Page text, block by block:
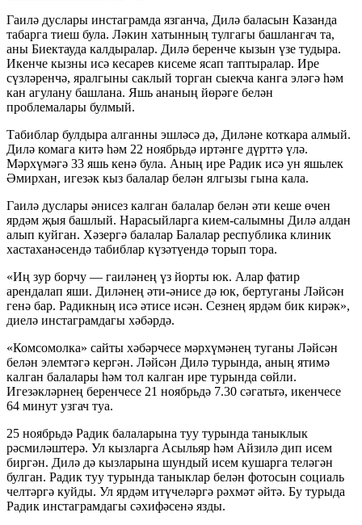
Гаилә дуслары инстаграмда язганча, Дилә баласын Казанда
табарга тиеш була. Ләкин хатынның тулгагы башлангач та,
аны Биектауда калдыралар. Дилә беренче кызын үзе тудыра.
Икенче кызны исә кесарев кисеме ясап таптыралар. Ире
сүзләренчә, яралгыны саклый торган сыекча канга эләгә һәм
кан агулану башлана. Яшь ананың йөрәге белән
проблемалары булмый.
Табиблар булдыра алганны эшләсә дә, Диләне коткара алмый.
Дилә комага китә һәм 22 ноябрьдә иртәнге дүрттә үлә.
Мәрхүмәгә 33 яшь кенә була. Аның ире Радик исә ун яшьлек
Әмирхан, игезәк кыз балалар белән ялгызы гына кала.
Гаилә дуслары әнисез калган балалар белән әти кеше өчен
ярдәм җыя башлый. Нарасыйларга кием-салымны Дилә алдан
алып куйган. Хәзергә балалар Балалар республика клиник
хастаханәсендә табиблар күзәтүендә торып тора.
«Иң зур борчу — гаиләнең үз йорты юк. Алар фатир
арендалап яши. Диләнең әти-әнисе дә юк, бертуганы Ләйсән
генә бар. Радикның исә әтисе исән. Сезнең ярдәм бик кирәк»,
диелә инстаграмдагы хәбәрдә.
«Комсомолка» сайты хәбәрчесе мәрхүмәнең туганы Ләйсән
белән элемтәгә кергән. Ләйсән Дилә турында, аның ятимә
калган балалары һәм тол калган ире турында сөйли.
Игезәкләрнең беренчесе 21 ноябрьдә 7.30 сәгатьтә, икенчесе
64 минут узгач туа.
25 ноябрьдә Радик балаларына туу турында таныклык
рәсмиләштерә. Ул кызларга Асыльяр һәм Айзилә дип исем
биргән. Дилә дә кызларына шундый исем кушарга теләгән
булган. Радик туу турында таныклар белән фотосын социаль
челтәргә куйды. Ул ярдәм итүчеләргә рәхмәт әйтә. Бу турыда
Радик инстаграмдагы сәхифәсенә язды.